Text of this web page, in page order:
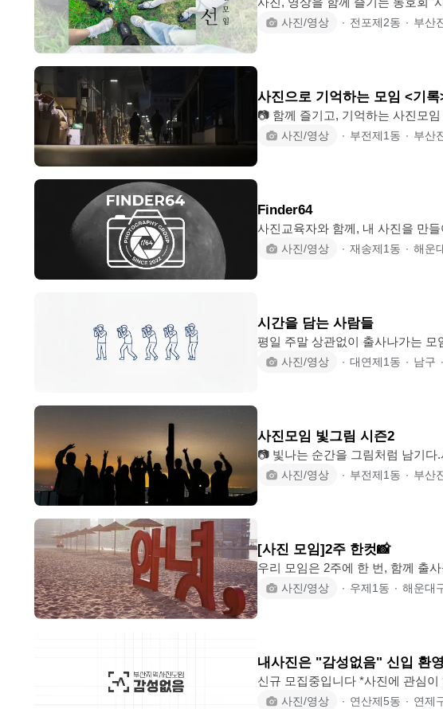
면, 모두 환영합니다! 🥰 ✅가입전 확인사항✅ 1. 폰카, 필카, 디카 등 카메라 종류
다.❌ (부부동반은 가능, 가입 후 기혼
면 이것은 해주세요✅ 6.
사진/영상 ∙ 전포제2동 ∙ 부산
사진으로 기억하는 모임 <기록
📷 함께 즐기고, 기억하는 사진모
니다. ✅️ 필독 - 1994년 이상부터 가입 가능(기존가입자 제외) - 타 모임 모임장, 운
사진지적🚫, 장비자랑🚫, 참석신
이 있거나, 관계된 사
사진/영상 ∙ 부전제1동 ∙ 부산
Finder64
사진교육자와 함께, 내 사진을 만들어보는 모임 개설일:
인원: 21명 (모임장 제외) ➡️ Finder64 는 사진그룹 f64를 오마주한 이름으로 뷰파인
환영합니다. 🔸️사진이라는 공통된
하는 사진 모
사진/영상 ∙ 재송제1동 ∙ 해운
시간을 담는 사람들
평일 주말 상관없이 출사나가는
고싶은사람! 사진을 알려주고싶은
사진/영상 ∙ 대연제1동 ∙ 남구 ∙
사진모임 빛그림 시즌2
📷 빛나는 순간을 그림처럼 남기다.
재오픈일 : 26.02.18 - - 출사를 주
열심히 활동할 의지가득하신분(유
가능하
사진/영상 ∙ 부전제1동 ∙ 부산
[사진 모임]2주 한컷📸
우리 모임은 2주에 한 번, 함께 출사를 나가는
하는 분! 인스타용 사진 또는 예쁜
사진/영상 ∙ 우제1동 ∙ 해운대
내사진은 "감성없음" 신입 환영
신규 모집중입니다 *사진에 관심이 있고 카메라를 배우고 싶으신 분 *사진 찍히는
거 좋아하고 사진을 많이 받고 모델해보고 싶으신분 *
사진/영상 ∙ 연산제5동 ∙ 연제